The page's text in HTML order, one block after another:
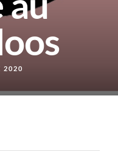
2020